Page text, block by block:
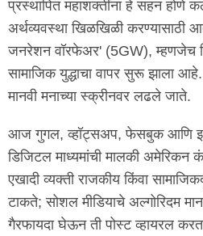
प्रस्थापित महाशक्तींना हे सहन होणे
अर्थव्यवस्था खिळखिळी करण्यासाठी
जनरेशन वॉरफेअर' (5GW), म्हणजेच
सामाजिक युद्धाचा वापर सुरू झाला
मानवी मनाच्या स्क्रीनवर लढले जाते.
आज गुगल, व्हॉट्सअप, फेसबुक आणि
डिजिटल माध्यमांची मालकी
एखादी व्यक्ती राजकीय किंवा
टाकते; सोशल मीडियाचे अल्गोरिदम
गैरफायदा घेऊन ती पोस्ट व्हायरल